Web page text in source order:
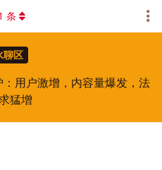
聊区
用户激增，内容量爆发，法
猛增
条